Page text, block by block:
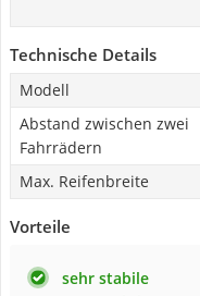
Technische Details
Modell
Abstand zwischen zwei
Fahrrädern
Max. Reifenbreite
Vorteile
sehr stabile